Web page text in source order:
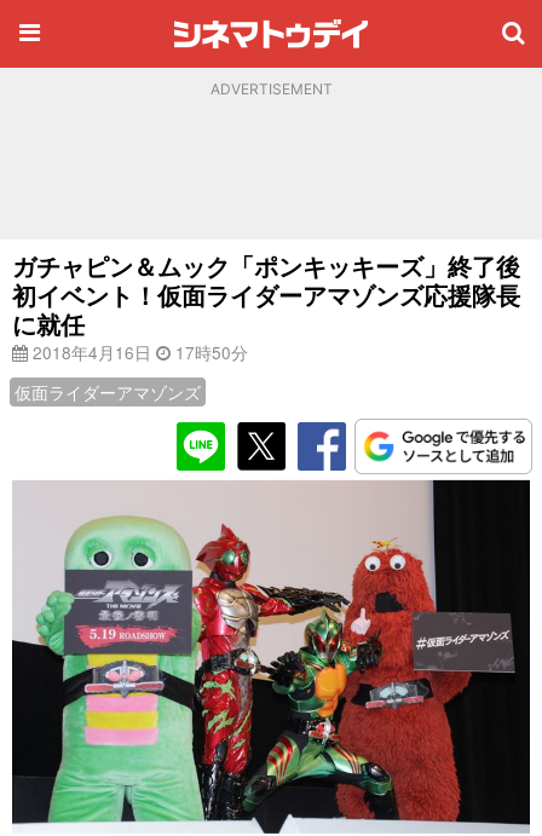
ADVERTISEMENT
ガチャピン＆ムック「ポンキッキーズ」終了後
初イベント！仮面ライダーアマゾンズ応援隊長
に就任
2018年4月16日
17時50分
仮面ライダーアマゾンズ